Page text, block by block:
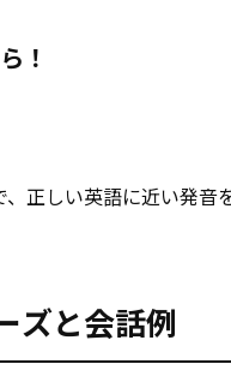
！
正しい英語に近い発音
ズと会話例